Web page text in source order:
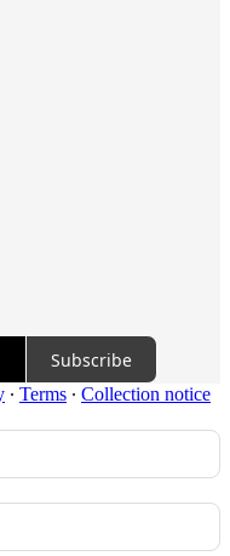
Subscribe
∙ Terms ∙ Collection notice